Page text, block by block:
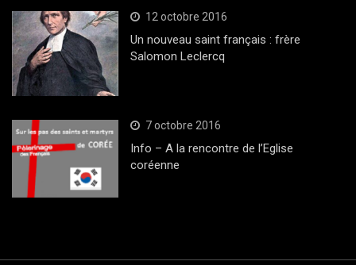
12 octobre 2016
Un nouveau saint français : frère
Salomon Leclercq
7 octobre 2016
Info – A la rencontre de l’Eglise
coréenne